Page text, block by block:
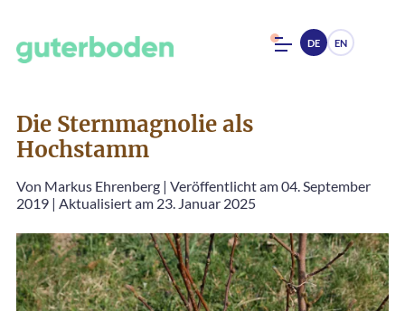
DE EN
Die Sternmagnolie als
Hochstamm
Von Markus Ehrenberg | Veröffentlicht am 04. September
2019 | Aktualisiert am 23. Januar 2025